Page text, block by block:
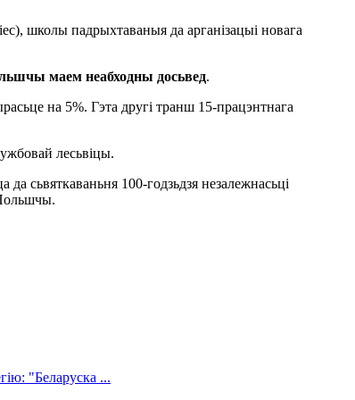
школы падрыхтаваныя да арганізацыі новага
маем неабходны досьвед.
на 5%. Гэта другі транш 15-працэнтнага
лесьвіцы.
сьвяткаваньня 100-годзьдзя незалежнасьці
"Беларуска ...